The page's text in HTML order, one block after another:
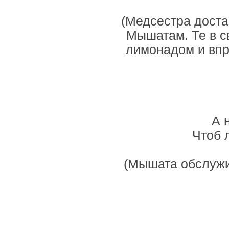
(Медсестра
Мышатам. Те в
лимонадом и
А
Чтоб
(Мышата